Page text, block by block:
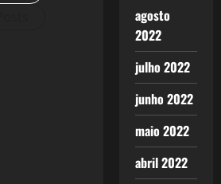
agosto
2022
julho 2022
junho 2022
maio 2022
abril 2022